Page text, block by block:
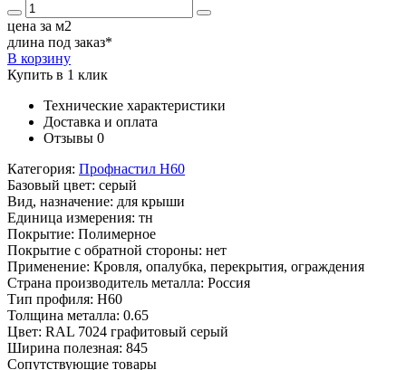
цена за м2
длина под заказ*
В корзину
Купить в 1 клик
Технические характеристики
Доставка и оплата
Отзывы 0
Категория: Профнастил Н60
Базовый цвет: серый
Вид, назначение: для крыши
Единица измерения: тн
Покрытие: Полимерное
Покрытие с обратной стороны: нет
Применение: Кровля, опалубка, перекрытия, ограждения
Страна производитель металла: Россия
Тип профиля: Н60
Толщина металла: 0.65
Цвет: RAL 7024 графитовый серый
Ширина полезная: 845
Сопутствующие товары